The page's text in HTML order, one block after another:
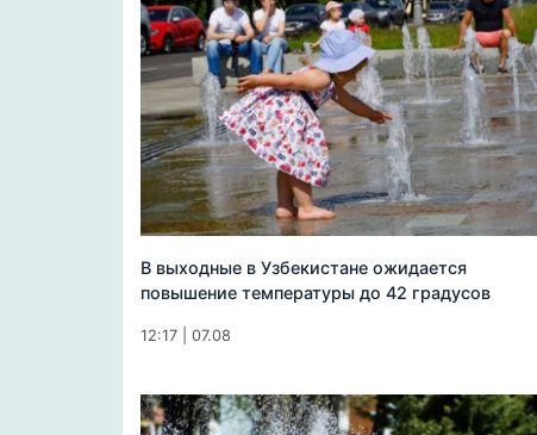
В выходные в Узбекистане ожидается
повышение температуры до 42 градусов
12:17 | 07.08